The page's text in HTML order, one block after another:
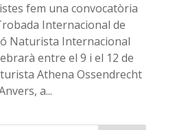
fem una convocatòria
Internacional de
Naturista Internacional
entre el 9 i el 12 de
Athena Ossendrecht
a...